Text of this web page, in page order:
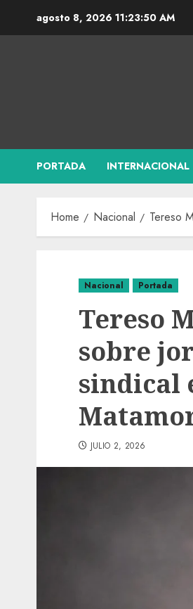
agosto 8, 2026 11:23:51 AM
PORTADA INTERNACIONAL
Home Nacional Tereso
Nacional Portada
Tereso
sobre
sindical
JULIO 2, 2026